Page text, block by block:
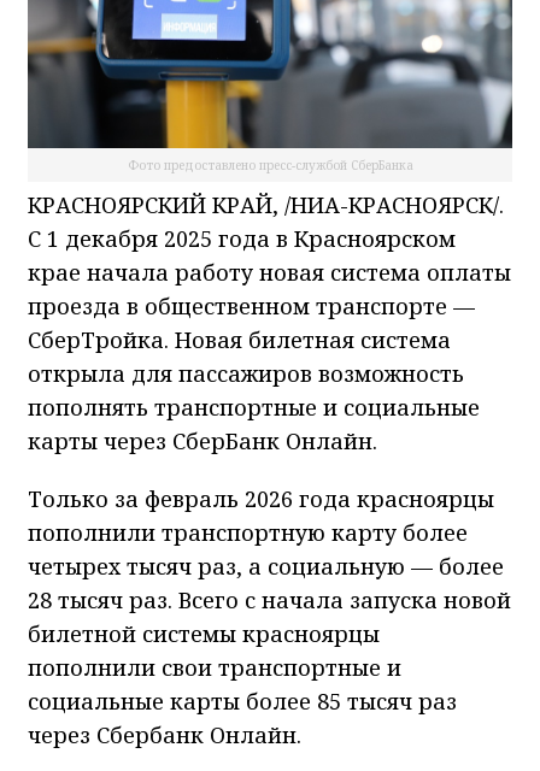
Фото предоставлено пресс-службой СберБанка
КРАСНОЯРСКИЙ КРАЙ, /НИА-КРАСНОЯРСК/.
С 1 декабря 2025 года в Красноярском
крае начала работу новая система оплаты
проезда в общественном транспорте —
СберТройка. Новая билетная система
открыла для пассажиров возможность
пополнять транспортные и социальные
карты через СберБанк Онлайн.
Только за февраль 2026 года красноярцы
пополнили транспортную карту более
четырех тысяч раз, а социальную — более
28 тысяч раз. Всего с начала запуска новой
билетной системы красноярцы
пополнили свои транспортные и
социальные карты более 85 тысяч раз
через Сбербанк Онлайн.